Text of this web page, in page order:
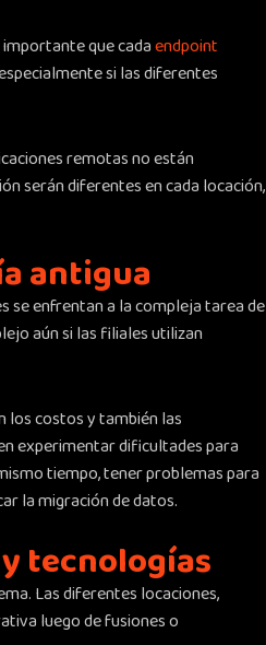
que cadaendpoint
si las diferentes
remotas no están
serán diferentes en cada locación,
antigua
se enfrentan a la compleja tarea de
aún si las filiales utilizan
los costos y también las
experimentar dificultades para
tiempo, tener problemas para
la migración de datos.
tecnologías
Las diferentes locaciones,
luego de fusiones o